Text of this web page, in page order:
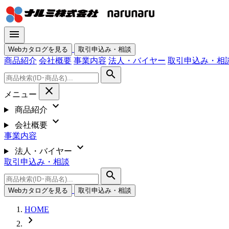
menu
Webカタログを見る 取引申込み・相談
商品紹介 会社概要 事業内容 法人・バイヤー 取引申込み・相
search
メニュー close
商品紹介 expand_more
会社概要 expand_more
事業内容
法人・バイヤー
expand_more
取引申込み・相談
search
Webカタログを見る 取引申込み・相談
HOME
chevron_right